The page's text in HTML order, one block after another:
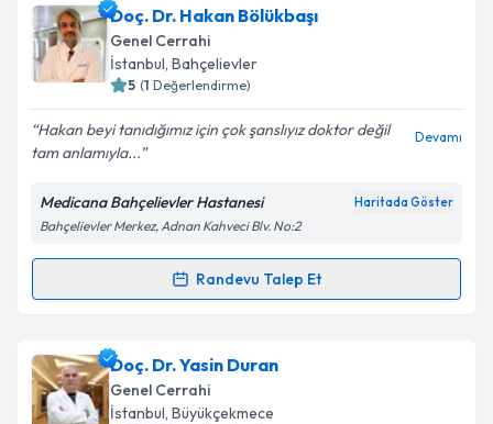
Prof. Dr. Erşan Aygün için randevu takvimi talebi
oluşturun. Size bu uzmandan randevu almanız için bir
takvim hazırlandığında e-posta ile bilgilendireceğiz.
Kişisel verilerimin işlenmesine ilişkin
Aydınlatma
Metni'ni okudum ve kişisel verilerimin belirtilen
kapsamda işlenmesini kabul ediyorum.
Doç. Dr. Hakan Bölükbaşı
Genel Cerrahi
İstanbul, Bahçelievler
5 (1 Değerlendirme)
Hakan beyi tanıdığımız için çok şanslıyız doktor değil
tam anlamıyla...
Devamı
Medicana Bahçelievler Hastanesi Haritada Göster
Bahçelievler Merkez, Adnan Kahveci Blv. No:2
Randevu Talep Et
Randevu Takvimi Talebi
Doç. Dr. Hakan Bölükbaşıiçin randevu takvimi talebi
oluşturun. Size bu uzmandan randevu almanız için bir
takvim hazırlandığında e-posta ile bilgilendireceğiz.
Doç. Dr. Yasin Duran
Genel Cerrahi
İstanbul, Büyükçekmece